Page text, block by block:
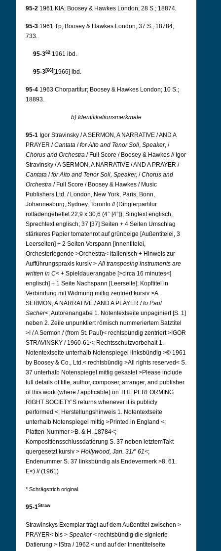
95-2 1961 KlA; Boosey & Hawkes London; 28 S.; 18874.
95-3 1961 Tp; Boosey & Hawkes London; 37 S.; 18784;
733.
95-362 1961 ibd.
95-3[66] [1966] ibd.
95-4 1963 Chorpartitur; Boosey & Hawkes London; 10 S.;
18893.
b) Identifikationsmerkmale
95-1 Igor Stravinsky / A SERMON, A NARRATIVE / AND A
PRAYER /Cantata /for Alto and Tenor Soli, Speaker, /
Chorus and Orchestra / Full Score / Boosey & Hawkes // Igor
Stravinsky / A SERMON, A NARRATIVE / AND A PRAYER /
Cantata /for Alto and Tenor Soli, Speaker, /Chorus and
Orchestra / Full Score / Boosey & Hawkes / Music
Publishers Ltd. / London, New York, Paris, Bonn,
Johannesburg, Sydney, Toronto // (Dirigierpartitur
rotfadengeheftet 22,9 x 30,6 (4° [4°]); Singtext englisch,
Sprechtext englisch; 37 [37] Seiten + 4 Seiten Umschlag
stärkeres Papier tomatenrot auf grünbeige [Außentitelei, 3
Leerseiten] + 2 Seiten Vorspann [Innentitelei,
Orchesterlegende >Orchestra< italienisch + Hinweis zur
Aufführungspraxis kursiv >All transposing instruments are
written in C< + Spieldauerangabe [>circa 16 minutes<]
englisch] + 1 Seite Nachspann [Leerseite]; Kopftitel in
Verbindung mit Widmung mittig zentriert kursiv >A
SERMON, A NARRATIVE / AND A PLAYER /to Paul
Sacher<; Autorenangabe 1. Notentextseite unpaginiert [S. 1]
neben 2. Zeile unpunktiert römisch nummeriertem Satztitel
>I / A Sermon / (from St. Paul)< rechtsbündig zentriert >IGOR
STRAVINSKY / 1960-61<; Rechtsschutzvorbehalt 1.
Notentextseite unterhalb Notenspiegel linksbündig >© 1961
by Boosey & Co., Ltd.< rechtsbündig >All rights reserved< S.
37 unterhalb Notenspiegel mittig gekastet >Please include
full details of title, author, composer, arranger, and publisher
of this work (where / applicable) on THE PERFORMING
RIGHT SOCIETY’S returns whenever it is publicly
performed.<; Herstellungshinweis 1. Notentextseite
unterhalb Notenspiegel mittig >Printed in England <;
Platten-Nummer >B. & H. 18784<;
Kompositionsschlussdatierung S. 37 neben letztemTakt
quergesetzt kursiv > Hollywood, Jan. 31/° 61<;
Endenummer S. 37 linksbündig als Endevermerk >8. 61.
E<) // (1961)
° Schrägstrich original.
95-1Straw
Strawinskys Exemplar trägt auf dem Außentitel zwischen >
PRAYER< bis > Speaker < rechtsbündig die signierte
Datierung > IStra / 1962 < und auf der Innentitelseite